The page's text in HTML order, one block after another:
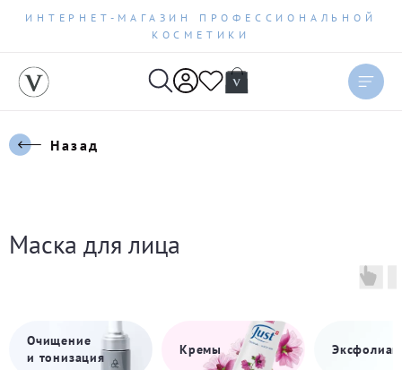
ИНТЕРНЕТ-МАГАЗИН ПРОФЕССИОНАЛЬНОЙ
КОСМЕТИКИ
Назад
Маска для лица
Очищение
и тонизация
Кремы